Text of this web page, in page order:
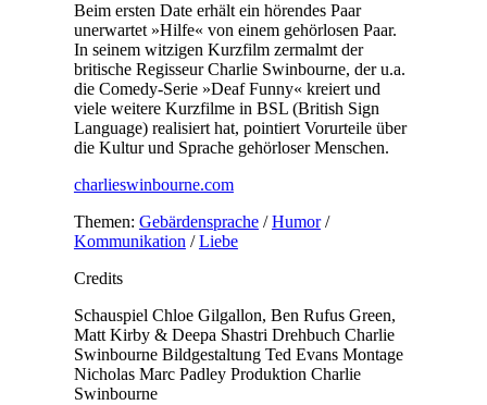
Beim ersten Date erhält ein hörendes Paar
unerwartet »Hilfe« von einem gehörlosen Paar.
In seinem witzigen Kurzfilm zermalmt der
britische Regisseur Charlie Swinbourne, der u.a.
die Comedy-Serie »Deaf Funny« kreiert und
viele weitere Kurzfilme in BSL (British Sign
Language) realisiert hat, pointiert Vorurteile über
die Kultur und Sprache gehörloser Menschen.
charlieswinbourne.com
Themen: Gebärdensprache/Humor/
Kommunikation /Liebe
Credits
Schauspiel Chloe Gilgallon, Ben Rufus Green,
Matt Kirby & Deepa Shastri Drehbuch Charlie
Swinbourne Bildgestaltung Ted Evans Montage
Nicholas Marc Padley Produktion Charlie
Swinbourne